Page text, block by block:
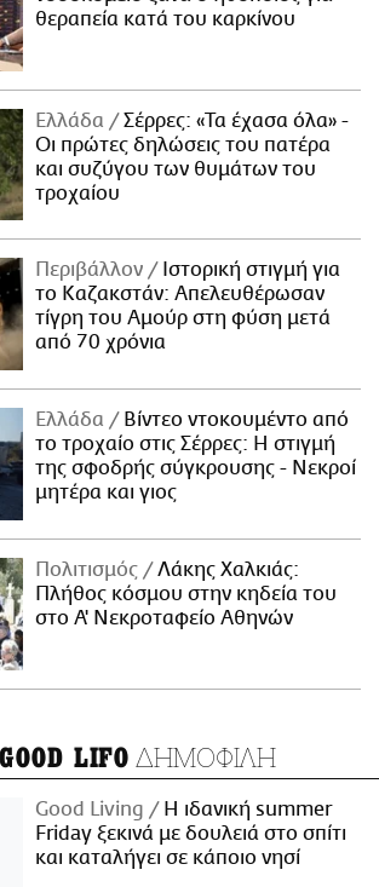
θεραπεία κατά του καρκίνου
Ελλάδα
Σέρρες: «Τα έχασα όλα» -
Οι πρώτες δηλώσεις του πατέρα
και συζύγου των θυμάτων του
τροχαίου
Περιβάλλον
Ιστορική στιγμή για
το Καζακστάν: Απελευθέρωσαν
τίγρη του Αμούρ στη φύση μετά
από 70 χρόνια
Ελλάδα
Βίντεο ντοκουμέντο από
το τροχαίο στις Σέρρες: Η στιγμή
της σφοδρής σύγκρουσης - Νεκροί
μητέρα και γιος
Πολιτισμός
Λάκης Χαλκιάς:
Πλήθος κόσμου στην κηδεία του
στο Α' Νεκροταφείο Αθηνών
LIFO ΔΗΜΟΦΙΛΗ
Good Living
Η ιδανική summer
Friday ξεκινά με δουλειά στο σπίτι
και καταλήγει σε κάποιο νησί